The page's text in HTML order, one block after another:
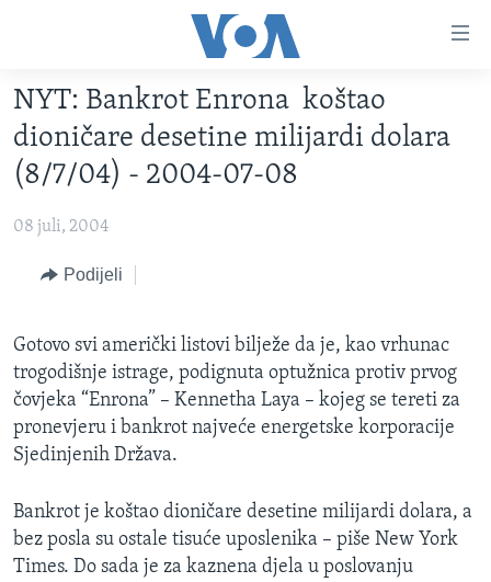
glavni
sadržaj
Pređi
na
glavnu
navigaciju
VIDEO
FOTOGRAFIJE DANA
VIJESTI
SJEDINJENE AMERIČKE DRŽAVE
SVIJET
NAUKA I TEHNOLOGIJA
KORUPCIJA
SLOBODA MEDIJA
ŽENSKA STRANA
IZBJEGLIČKA STRANA
MAGAZIN
O GLASU AMERIKE
NYT: Bankrot Enrona koštao
dioničare desetine milijardi dolara
(8/7/04) - 2004-07-08
08 juli, 2004
Podijeli
Gotovo svi američki listovi bilježe da je, kao vrhunac
trogodišnje istrage, podignuta optužnica protiv prvog
čovjeka “Enrona” – Kennetha Laya – kojeg se tereti za
pronevjeru i bankrot najveće energetske korporacije
Sjedinjenih Država.
Bankrot je koštao dioničare desetine milijardi dolara, a
bez posla su ostale tisuće uposlenika – piše New York
Times. Do sada je za kaznena djela u poslovanju